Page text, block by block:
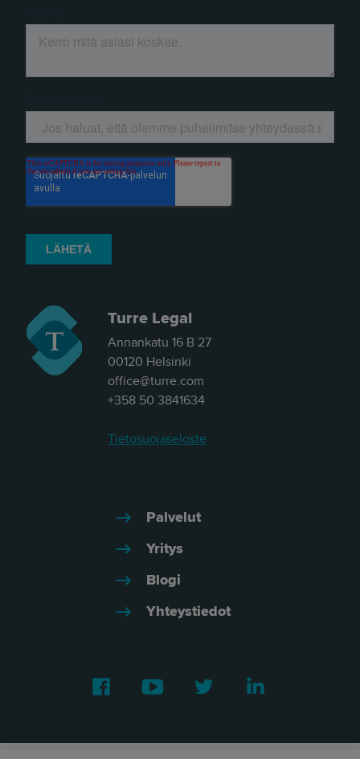
Turre Legal
Annankatu 16 B 27
00120 Helsinki
office@turre.com
+358 50 3841634
Tietosuojaseloste
Palvelut
Yritys
Blogi
Yhteystiedot
Facebook Youtube Twitter